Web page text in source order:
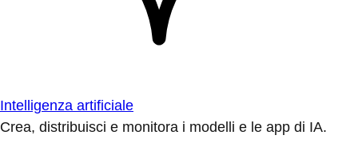
Intelligenza artificiale
Crea, distribuisci e monitora i modelli e le app di IA.